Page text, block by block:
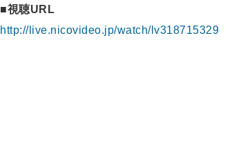
■視聴URL
http://live.nicovideo.jp/watch/lv318715329